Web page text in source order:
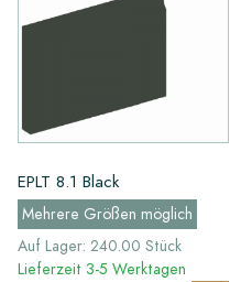
EPLT 8.1 Black
Mehrere Größen möglich
Auf Lager: 240.00 Stück
Lieferzeit 3-5 Werktagen